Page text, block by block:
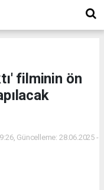
filminin ön
Güncelleme: 28.06.2025 -